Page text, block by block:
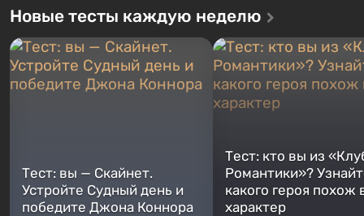
Новые тесты каждую неделю
Тест: вы — Скайнет.
Устройте Судный день и
победите Джона Коннора
Тест: кто вы из
Романтики»?
какого героя похож
характер